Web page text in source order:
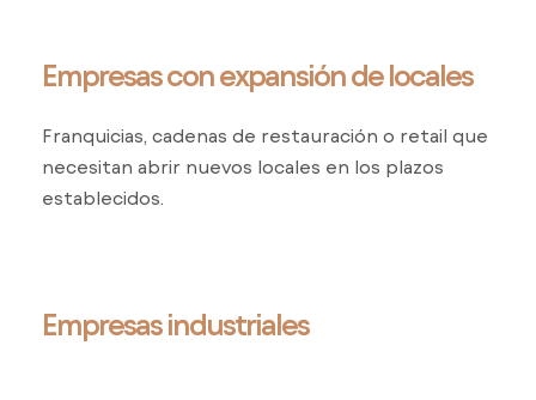
Empresas con expansión de locales
Franquicias, cadenas de restauración o retail que
necesitan abrir nuevos locales en los plazos
establecidos.
Empresas industriales